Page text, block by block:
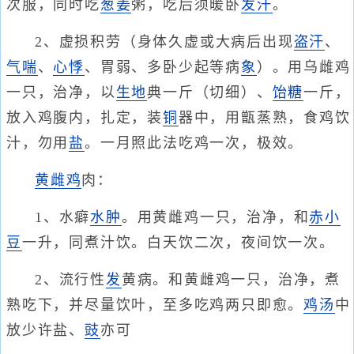
次服，同时吃葱姜粥，吃后须暖卧发汗。
2、虚损积劳（身体久虚或大病后出现 盗汗、
气喘、 心悸、胃弱、多卧少起等病象 ）。用乌雌鸡
一只，治净，以 生地典一斤（切细）、 饴糖一斤，
放入鸡腹内，扎定，装铜 器中，用甑蒸熟，食鸡饮
汁，勿用 盐。一月照此法吃鸡一次，极效。
黄雌鸡 肉：
1、水癖水肿。用黄雌鸡一只，治净，和 赤小
豆一升，同煮汁饮。白天饮二次，夜间饮一次。
2、流行性发 黄病。和黄雌鸡一只，治净，煮
熟吃下，并尽量饮叶，至多吃鸡两只即愈。鸡汤 中
放少许盐、 豉亦可